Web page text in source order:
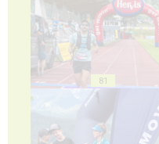
81